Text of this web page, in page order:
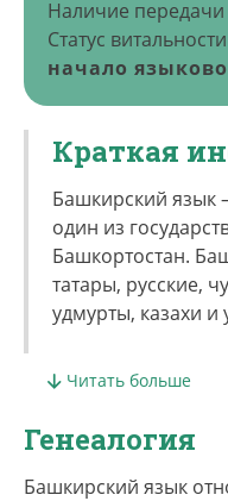
Наличие
Статус витальности
начало
Краткая
Башкирский язык
один из
Башкортостан.
татары, русские,
удмурты, казахи и
России,
152 404 человека,
— башкиры.
Читать больше
Генеалогия
Башкирский язык